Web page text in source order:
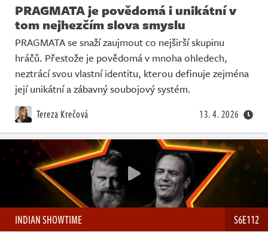
PRAGMATA je povědomá i unikátní v
tom nejhezčím slova smyslu
PRAGMATA se snaží zaujmout co nejširší skupinu
hráčů. Přestože je povědomá v mnoha ohledech,
neztrácí svou vlastní identitu, kterou definuje zejména
její unikátní a zábavný soubojový systém.
Tereza Krečová 13. 4. 2026
INDIAN SHOWTIME S6E112